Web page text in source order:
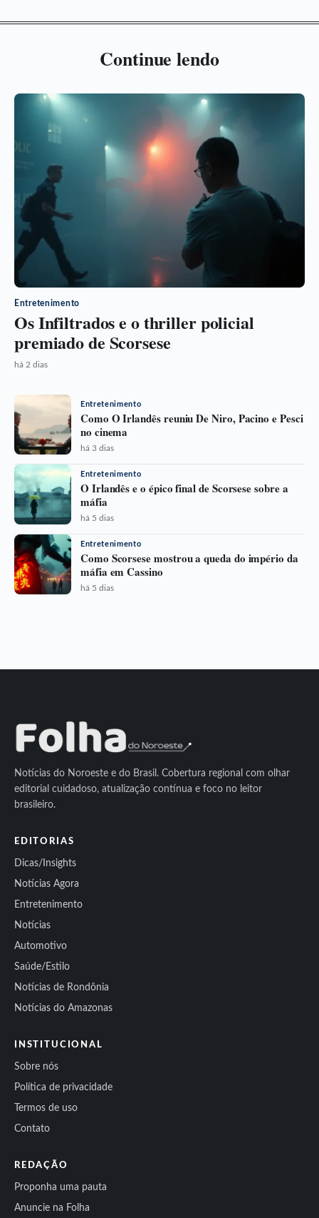
Continue lendo
Entretenimento
Os Infiltrados e o thriller policial
premiado de Scorsese
há 2 dias
Entretenimento
Como O Irlandês reuniu De Niro, Pacino e Pesci
no cinema
há 3 dias
Entretenimento
O Irlandês e o épico final de Scorsese sobre a
máfia
há 5 dias
Entretenimento
Como Scorsese mostrou a queda do império da
máfia em Cassino
há 5 dias
Notícias do Noroeste e do Brasil. Cobertura regional com olhar
editorial cuidadoso, atualização contínua e foco no leitor
brasileiro.
EDITORIAS
Dicas/Insights
Notícias Agora
Entretenimento
Notícias
Automotivo
Saúde/Estilo
Notícias de Rondônia
Notícias do Amazonas
INSTITUCIONAL
Sobre nós
Política de privacidade
Termos de uso
Contato
REDAÇÃO
Proponha uma pauta
Anuncie na Folha